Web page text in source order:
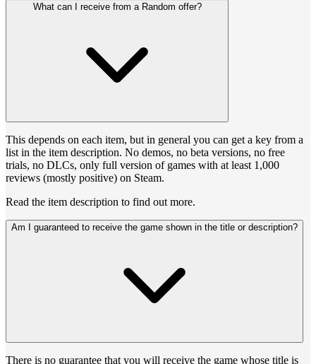
What can I receive from a Random offer?
This depends on each item, but in general you can get a key from a
list in the item description. No demos, no beta versions, no free
trials, no DLCs, only full version of games with at least 1,000
reviews (mostly positive) on Steam.
Read the item description to find out more.
Am I guaranteed to receive the game shown in the title or description?
There is no guarantee that you will receive the game whose title is